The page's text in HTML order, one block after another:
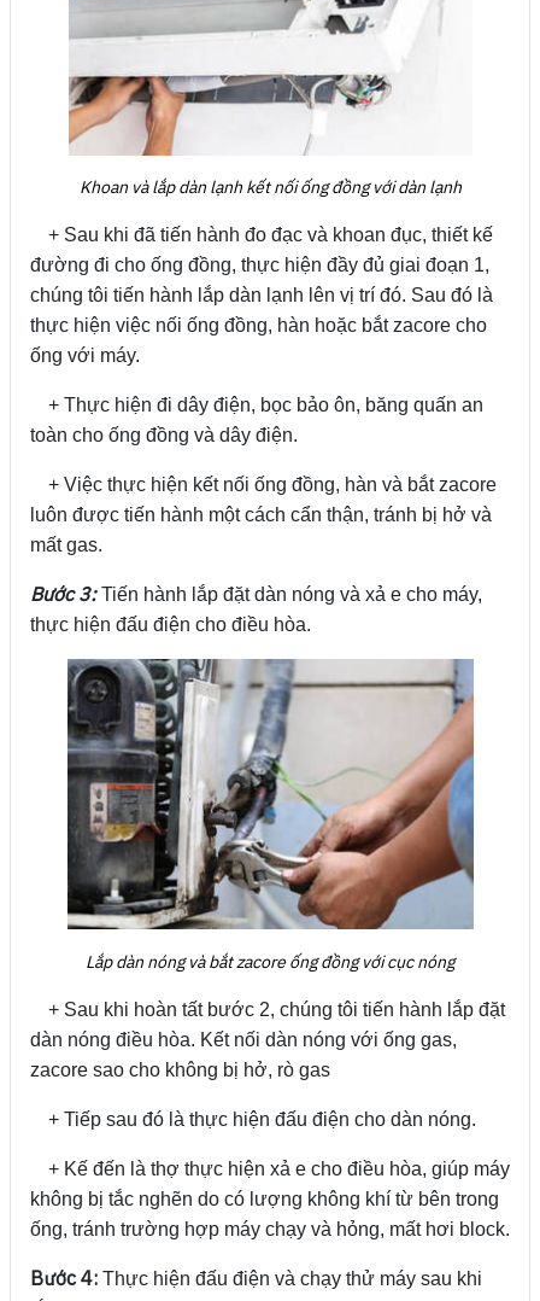
Khoan và lắp dàn lạnh kết nối ống đồng với dàn lạnh
+ Sau khi đã tiến hành đo đạc và khoan đục, thiết kế
đường đi cho ống đồng, thực hiện đầy đủ giai đoạn 1,
chúng tôi tiến hành lắp dàn lạnh lên vị trí đó. Sau đó là
thực hiện việc nối ống đồng, hàn hoặc bắt zacore cho
ống với máy.
+ Thực hiện đi dây điện, bọc bảo ôn, băng quấn an
toàn cho ống đồng và dây điện.
+ Việc thực hiện kết nối ống đồng, hàn và bắt zacore
luôn được tiến hành một cách cẩn thận, tránh bị hở và
mất gas.
Bước 3:Tiến hành lắp đặt dàn nóng và xả e cho máy,
thực hiện đấu điện cho điều hòa.
Lắp dàn nóng và bắt zacore ống đồng với cục nóng
+ Sau khi hoàn tất bước 2, chúng tôi tiến hành lắp đặt
dàn nóng điều hòa. Kết nối dàn nóng với ống gas,
zacore sao cho không bị hở, rò gas
+ Tiếp sau đó là thực hiện đấu điện cho dàn nóng.
+ Kế đến là thợ thực hiện xả e cho điều hòa, giúp máy
không bị tắc nghẽn do có lượng không khí từ bên trong
ống, tránh trường hợp máy chạy và hỏng, mất hơi block.
Bước 4: Thực hiện đấu điện và chạy thử máy sau khi